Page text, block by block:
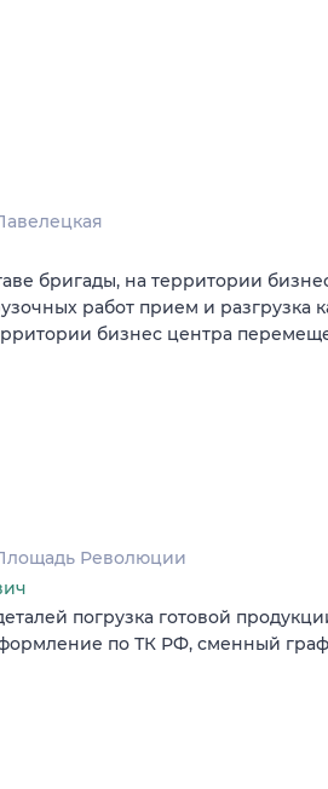
бригады, на территории
работ прием и разгрузка
бизнес центра
Революции
погрузка готовой
по ТК РФ, сменный